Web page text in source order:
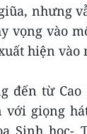
nhưng
vọng vào
hiện vào
đến từ
giọng
Sinh học-